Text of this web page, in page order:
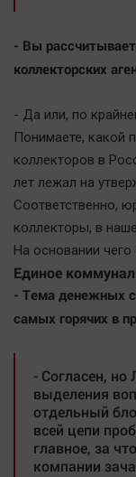
Конкурс
Народная
Наука
Обсуждаем
Отдых
Персона
Последняя
Светская жизнь
Тенденции
Точка на карте
- Вы
коллекторских
- Да или, по
Понимаете, какой
коллекторов в
лет лежал на
Соответственно,
коллекторы, в
На основании
Единое
- Тема денежных
самых горячих в
- Согласен, но
выделения
отдельный
всей цепи
главное, за
компании